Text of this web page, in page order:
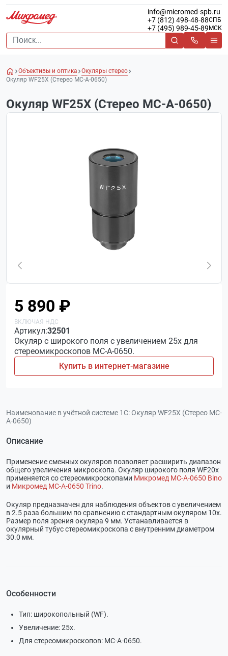
info@micromed-spb.ru
+7 (812) 498-48-88СПБ
+7 (495) 989-45-89 МСК
Объективы и оптика
Окуляры стерео
Окуляр WF25X (Стерео МС-А-0650)
Окуляр WF25X (Стерео МС-А-0650)
5 890 ₽
Артикул:32501
Окуляр c широкого поля с увеличением 25х для
стереомикроскопов МС-А-0650.
Купить в интернет-магазине
Наименование в учётной системе 1С:Окуляр WF25X (Стерео МС-
А-0650)
Описание
Применение сменных окуляров позволяет расширить диапазон
общего увеличения микроскопа. Окуляр широкого поля WF20x
применяется со стереомикроскопами Микромед MC-A-0650 Bino
и Микромед MC-A-0650 Trino.
Окуляр предназначен для наблюдения объектов с увеличением
в 2.5 раза большим по сравнению с стандартным окуляром 10х.
Размер поля зрения окуляра 9 мм. Устанавливается в
окулярный тубус стереомикроскопа с внутренним диаметром
30.0 мм.
Особенности
Тип: широкопольный (WF).
Увеличение: 25х.
Для стереомикроскопов: МС-А-0650.